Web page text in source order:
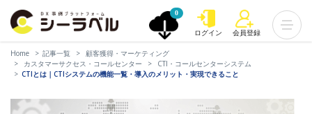
0
ログイン 会員登録
Home 記事一覧
顧客獲得・マーケティング
カスタマーサクセス・コールセンター
CTI・コールセンターシステム
CTIとは｜CTIシステムの機能一覧・導入のメリット・実現できること